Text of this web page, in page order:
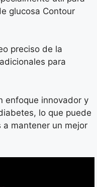
glucosa Contour
preciso de la
para
enfoque innovador y
lo que puede
a mantener un mejor